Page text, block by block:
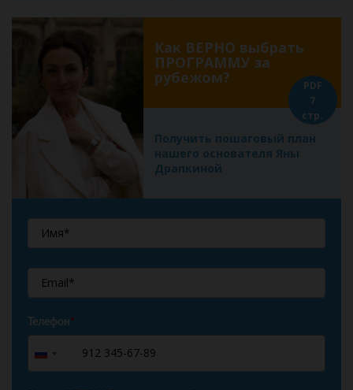
Как ВЕРНО выбрать
ПРОГРАММУ за
рубежом?
Получить пошаговый план
нашего основателя Яны
Драпкиной
PDF
7
стр.
Телефон*
Russia
+7